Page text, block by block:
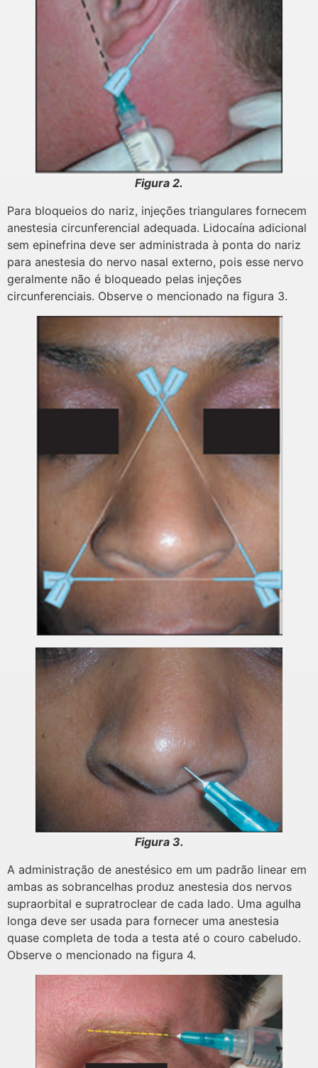
Figura 2.
Para bloqueios do nariz, injeções triangulares fornecem
anestesia circunferencial adequada. Lidocaína adicional
sem epinefrina deve ser administrada à ponta do nariz
para anestesia do nervo nasal externo, pois esse nervo
geralmente não é bloqueado pelas injeções
circunferenciais. Observe o mencionado na figura 3.
Figura 3.
A administração de anestésico em um padrão linear em
ambas as sobrancelhas produz anestesia dos nervos
supraorbital e supratroclear de cada lado. Uma agulha
longa deve ser usada para fornecer uma anestesia
quase completa de toda a testa até o couro cabeludo.
Observe o mencionado na figura 4.